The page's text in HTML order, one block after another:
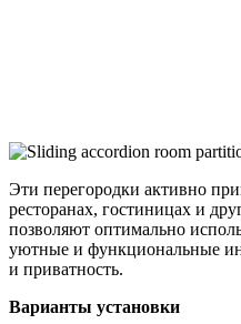
Эти перегородки активно
ресторанах, гостиницах и
позволяют оптимально
уютные и функциональные
и приватность.
Варианты установки